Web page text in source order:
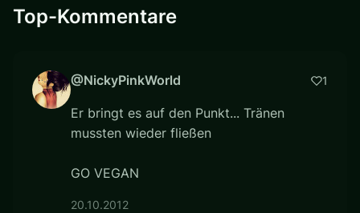
Top-Kommentare
@NickyPinkWorld 1
Er bringt es auf den Punkt... Tränen
mussten wieder fließen
GO VEGAN
20.10.2012